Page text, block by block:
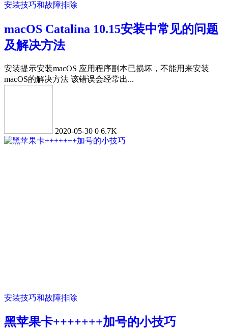
安装技巧和故障排除
macOS Catalina 10.15安装中常见的问题
及解决方法
安装提示安装macOS 应用程序副本已损坏，不能用来安装
macOS的解决方法 该错误会经常出...
2020-05-30 0 6.7K
安装技巧和故障排除
黑苹果卡+++++++加号的小技巧